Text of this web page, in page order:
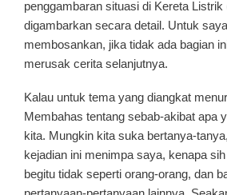
penggambaran situasi di Kereta
digambarkan secara detail. Untuk
membosankan, jika tidak ada bagian
merusak cerita selanjutnya.
Kalau untuk tema yang diangkat
Membahas tentang sebab-akibat apa
kita. Mungkin kita suka bertanya-
kejadian ini menimpa saya, kenapa
begitu tidak seperti orang-orang, dan